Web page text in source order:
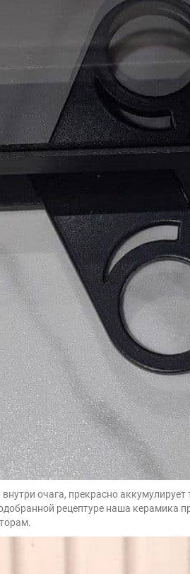
очага, прекрасно аккумулирует
рецептуре наша керамика